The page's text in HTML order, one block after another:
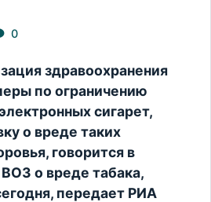
0
здравоохранения
по ограничению
сигарет,
о вреде таких
говорится в
о вреде табака,
передает РИА